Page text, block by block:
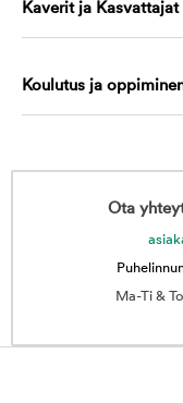
Kaverit ja Kasvattajat
Koulutus ja
Ota
Ma-Ti &